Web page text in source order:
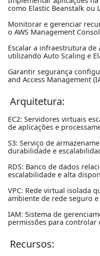
como Elastic Beanstalk ou
Monitorar e gerenciar
o AWS Management
Escalar a infraestrutura de
utilizando Auto Scaling e
Garantir segurança
and Access Management
Arquitetura:
EC2: Servidores virtuais
de aplicações e
S3: Serviço de
durabilidade e
RDS: Banco de dados
escalabilidade e alta
VPC: Rede virtual isolada
ambiente de rede seguro
IAM: Sistema de
permissões para controlar
Recursos: